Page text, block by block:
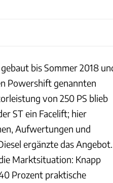
bis Sommer 2018
Powershift genannten
von 250 PS blieb
ST ein Facelift; hier
Aufwertungen und
ergänzte das Angebot.
Marktsituation: Knapp
Prozent praktische